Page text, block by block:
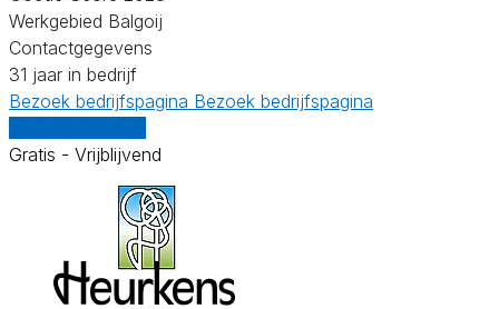
Werkgebied Balgoij
Contactgegevens
31 jaar in bedrijf
Bezoek bedrijfspagina Bezoek bedrijfspagina
Gratis - Vrijblijvend